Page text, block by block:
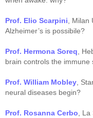
Prof. Elio Scarpini, Milan
Alzheimer’s is possibile?
Prof. Hermona Soreq,
brain controls the immune
Prof. William Mobley,
neural diseases begin?
Prof. Rosanna Cerbo, La